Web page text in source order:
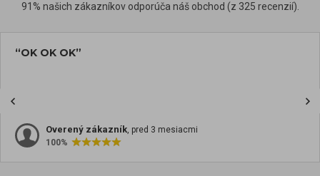
91% našich zákazníkov odporúča náš obchod (z 325 recenzií).
“OK OK OK”
Overený zákazník, pred 3 mesiacmi
100%